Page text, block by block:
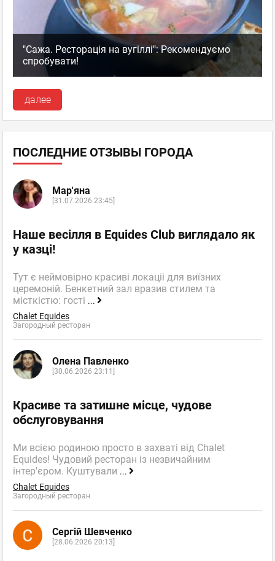
"Сажа. Ресторація на вугіллі": Рекомендуємо
спробувати!
далее
ПОСЛЕДНИЕ ОТЗЫВЫ ГОРОДА
Мар'яна
[31.07.2026 23:45]
Наше весілля в Equides Club виглядало як
у казці!
Тут є неймовірно красиві локаціі для виїзних
церемоній. Бенкетний зал вразив стилем та
місткістю: гості ...
Chalet Equides
Загородный ресторан
Олена Павленко
[30.06.2026 23:11]
Красиве та затишне місце, чудове
обслуговування
Ми всією родиною просто в захваті від Chalet
Equides! Чудовий ресторан із незвичайним
інтер'єром. Куштували ...
Chalet Equides
Загородный ресторан
Сергій Шевченко
[28.06.2026 20:13]